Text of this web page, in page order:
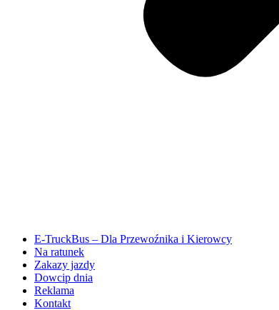
E-TruckBus – Dla Przewoźnika i Kierowcy
Na ratunek
Zakazy jazdy
Dowcip dnia
Reklama
Kontakt